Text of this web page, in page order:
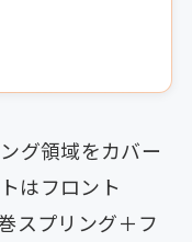
グ領域をカバー
はフロント
スプリング＋フ